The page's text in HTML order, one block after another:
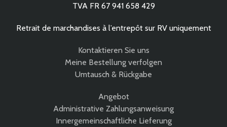
TVA FR 67 941 658 429
Retrait de marchandises à l’entrepôt sur RV uniquement
Kontaktieren Sie uns
Meine Bestellung verfolgen
Umtausch & Rückgabe
Angebot
Administrative Zahlungsanweisung
Innergemeinschaftliche Lieferung